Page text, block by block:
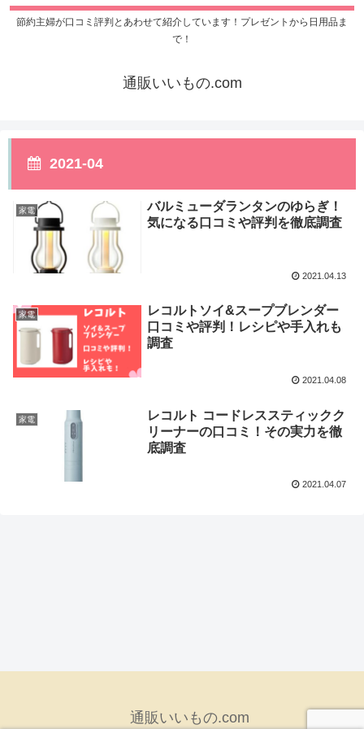
節約主婦が口コミ評判とあわせて紹介しています！プレゼントから日用品ま
で！
通販いいもの.com
2021-04
家電
バルミューダランタンのゆらぎ！
気になる口コミや評判を徹底調査
2021.04.13
家電
レコルトソイ&スープブレンダー
口コミや評判！レシピや手入れも
調査
2021.04.08
家電
レコルト コードレススティックク
リーナーの口コミ！その実力を徹
底調査
2021.04.07
通販いいもの.com